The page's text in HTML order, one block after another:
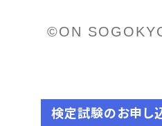
検定試験のお申し
©ON